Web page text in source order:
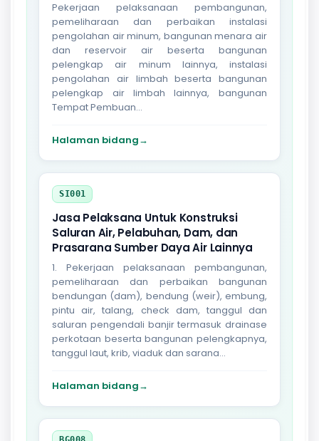
Pekerjaan pelaksanaan pembangunan,
pemeliharaan dan perbaikan instalasi
pengolahan air minum, bangunan menara air
dan reservoir air beserta bangunan
pelengkap air minum lainnya, instalasi
pengolahan air limbah beserta bangunan
pelengkap air limbah lainnya, bangunan
Tempat Pembuan...
Halaman bidang→
SI001
Jasa Pelaksana Untuk Konstruksi
Saluran Air, Pelabuhan, Dam, dan
Prasarana Sumber Daya Air Lainnya
1. Pekerjaan pelaksanaan pembangunan,
pemeliharaan dan perbaikan bangunan
bendungan (dam), bendung (weir), embung,
pintu air, talang, check dam, tanggul dan
saluran pengendali banjir termasuk drainase
perkotaan beserta bangunan pelengkapnya,
tanggul laut, krib, viaduk dan sarana...
Halaman bidang→